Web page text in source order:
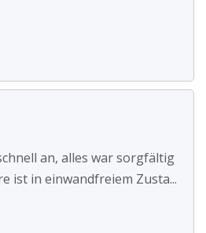
an, alles war sorgfältig
ist in einwandfreiem Zusta...